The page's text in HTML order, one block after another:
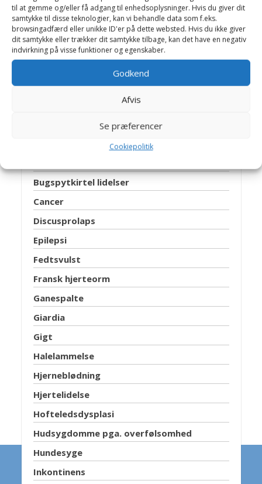
til at gemme og/eller få adgang til enhedsoplysninger. Hvis du giver dit
samtykke til disse teknologier, kan vi behandle data som f.eks.
browsingadfærd eller unikke ID'er på dette websted. Hvis du ikke giver
dit samtykke eller trækker dit samtykke tilbage, kan det have en negativ
indvirkning på visse funktioner og egenskaber.
Godkend
Afvis
Se præferencer
Cookiepolitik
Algeforgiftning
Allergi
Autoimmun hæmolytisk anæmi
Benhindebetændelse
Blærebetændelse
Bugspytkirtel lidelser
Cancer
Discusprolaps
Epilepsi
Fedtsvulst
Fransk hjerteorm
Ganespalte
Giardia
Gigt
Halelammelse
Hjerneblødning
Hjertelidelse
Hofteledsdysplasi
Hudsygdomme pga. overfølsomhed
Hundesyge
Inkontinens